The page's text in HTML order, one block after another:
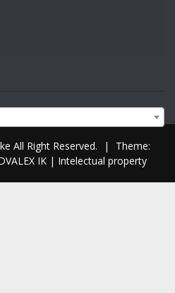
All Right Reserved. |
Theme:
IK | Intelectual property